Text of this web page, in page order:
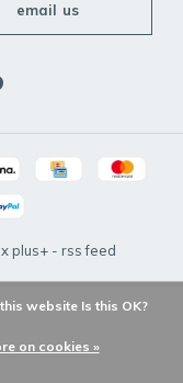
email us
xplus+- rss feed
website Is this OK?
on cookies »